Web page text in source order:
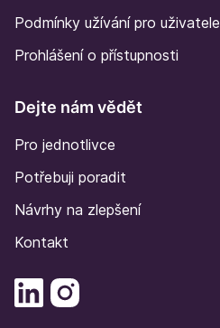
Podmínky užívání pro uživatele
Prohlášení o přístupnosti
Dejte nám vědět
Pro jednotlivce
Potřebuji poradit
Návrhy na zlepšení
Kontakt